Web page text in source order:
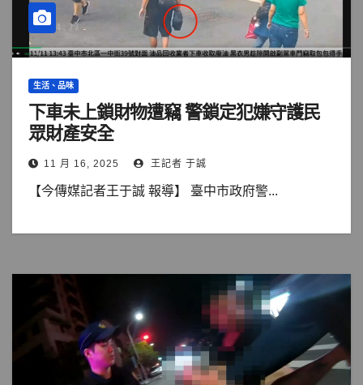
生活、品味
下車未上鎖財物遭竊 警鎖定犯嫌守護民
眾財產安全
11 月 16, 2025 王記者 于誠
【今傳媒記者王于誠 報導】 臺中市政府警...